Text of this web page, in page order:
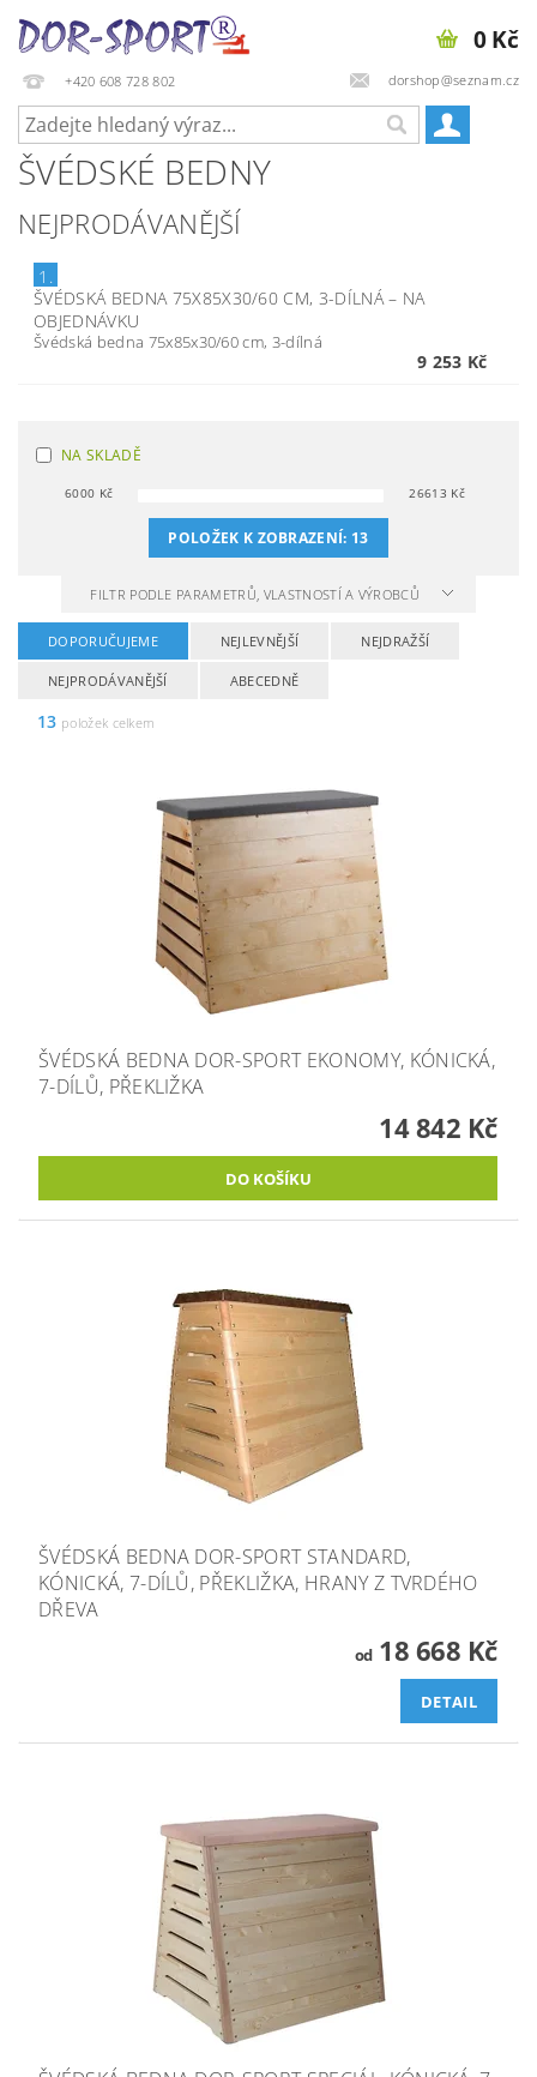
+420 608 728 802 dorshop@seznam.cz
0 Kč
ŠVÉDSKÉ BEDNY
NEJPRODÁVANĚJŠÍ
1.
ŠVÉDSKÁ BEDNA 75X85X30/60 CM, 3-DÍLNÁ– NA
OBJEDNÁVKU
Švédská bedna 75x85x30/60 cm, 3-dílná
9 253 Kč
NA SKLADĚ
6000 Kč 26613 Kč
POLOŽEK K ZOBRAZENÍ: 13
FILTR PODLE PARAMETRŮ, VLASTNOSTÍ A VÝROBCŮ
DOPORUČUJEME NEJLEVNĚJŠÍ NEJDRAŽŠÍ
NEJPRODÁVANĚJŠÍ ABECEDNĚ
13 položek celkem
ŠVÉDSKÁ BEDNA DOR-SPORT EKONOMY, KÓNICKÁ,
7-DÍLŮ, PŘEKLIŽKA
14 842 Kč
ŠVÉDSKÁ BEDNA DOR-SPORT STANDARD,
KÓNICKÁ, 7-DÍLŮ, PŘEKLIŽKA, HRANY Z TVRDÉHO
DŘEVA
od18 668 Kč
DETAIL